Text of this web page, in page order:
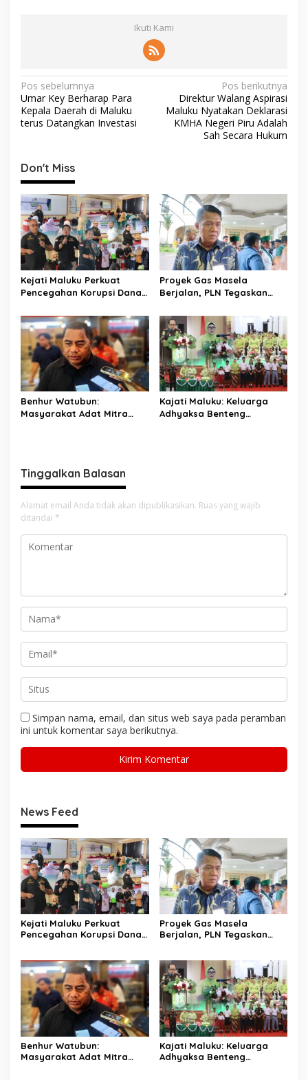
Ikuti Kami
N
a
v
g
a
s
i
p
o
s
Pos sebelumnya
Umar Key Berharap Para
Kepala Daerah di Maluku
terus Datangkan Investasi
Pos berikutnya
Direktur Walang Aspirasi
Maluku Nyatakan Deklarasi
KMHA Negeri Piru Adalah
Sah Secara Hukum
Don't Miss
Kejati Maluku Perkuat
Pencegahan Korupsi Dana
dan Nania Dibekali Edukasi
Hukum
Proyek Gas Masela
Berjalan, PLN Tegaskan
Rakyat Maluku
Benhur Watubun:
Masyarakat Adat Mitra
Kajati Maluku: Keluarga
Adhyaksa Benteng
Tinggalkan Balasan
Alamat email Anda tidak akan dipublikasikan. Ruas yang wajib
ditandai *
Simpan nama, email, dan situs web saya pada peramban
ini untuk komentar saya berikutnya.
News Feed
Kejati Maluku Perkuat
Pencegahan Korupsi Dana
Hukum
Proyek Gas Masela
Berjalan, PLN Tegaskan
Benhur Watubun:
Masyarakat Adat Mitra
Kajati Maluku: Keluarga
Adhyaksa Benteng